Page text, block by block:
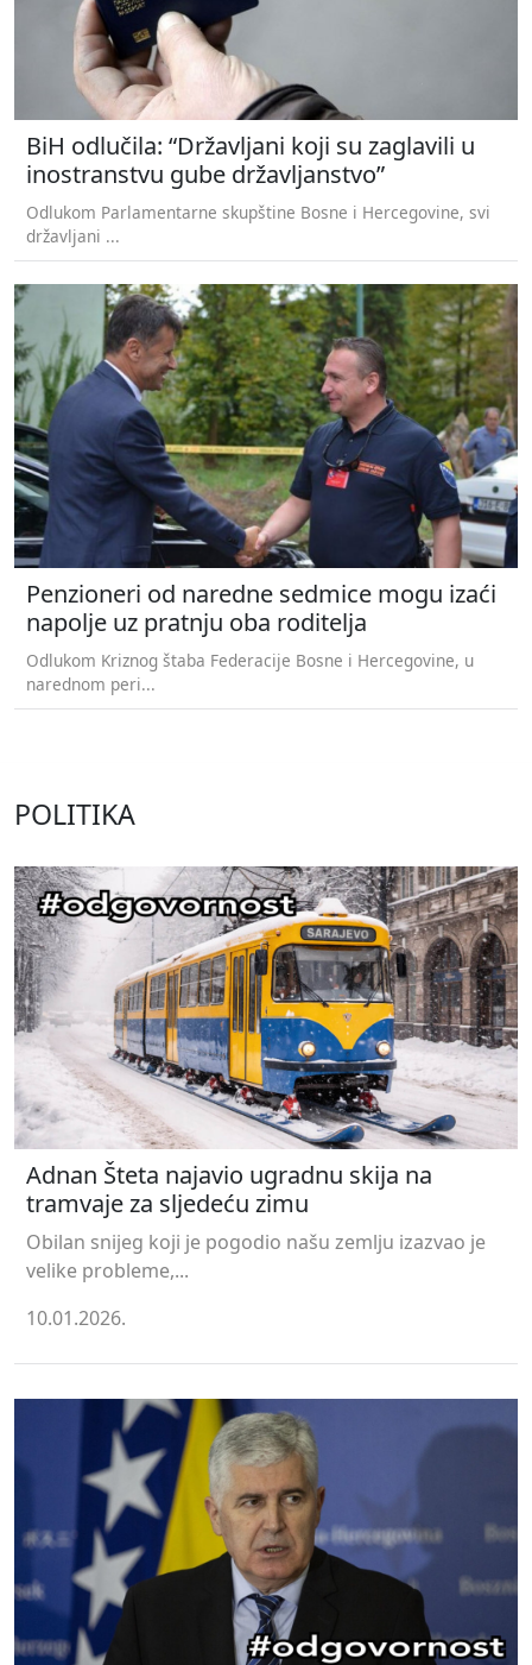
BiH odlučila: “Državljani koji su zaglavili u
inostranstvu gube državljanstvo”
Odlukom Parlamentarne skupštine Bosne i Hercegovine, svi
državljani ...
Penzioneri od naredne sedmice mogu izaći
napolje uz pratnju oba roditelja
Odlukom Kriznog štaba Federacije Bosne i Hercegovine, u
narednom peri...
POLITIKA
Adnan Šteta najavio ugradnu skija na
tramvaje za sljedeću zimu
Obilan snijeg koji je pogodio našu zemlju izazvao je
velike probleme,...
10.01.2026.